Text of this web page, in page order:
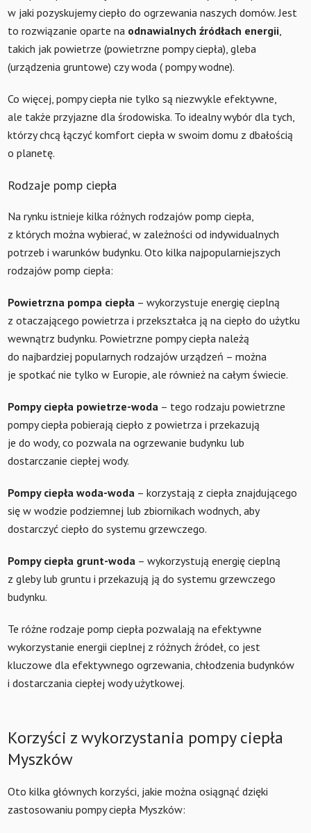
w jaki pozyskujemy ciepło do ogrzewania naszych domów. Jest
to rozwiązanie oparte na odnawialnych źródłach energii
takich jak powietrze (powietrzne pompy ciepła), gleba
(urządzenia gruntowe) czy woda ( pompy wodne).
Co więcej, pompy ciepła nie tylko są niezwykle efektywne,
ale także przyjazne dla środowiska. To idealny wybór dla tych,
którzy chcą łączyć komfort ciepła w swoim domu z dbałością
o planetę.
Rodzaje pomp ciepła
Na rynku istnieje kilka różnych rodzajów pomp ciepła,
z których można wybierać, w zależności od indywidualnych
potrzeb i warunków budynku. Oto kilka najpopularniejszych
rodzajów pomp ciepła:
Powietrzna pompa ciepła – wykorzystuje energię cieplną
z otaczającego powietrza i przekształca ją na ciepło do użytku
wewnątrz budynku. Powietrzne pompy ciepła należą
do najbardziej popularnych rodzajów urządzeń – można
je spotkać nie tylko w Europie, ale również na całym świecie.
Pompy ciepła powietrze-woda – tego rodzaju powietrzne
pompy ciepła pobierają ciepło z powietrza i przekazują
je do wody, co pozwala na ogrzewanie budynku lub
dostarczanie ciepłej wody.
Pompy ciepła woda-woda – korzystają z ciepła znajdującego
się w wodzie podziemnej lub zbiornikach wodnych, aby
dostarczyć ciepło do systemu grzewczego.
Pompy ciepła grunt-woda – wykorzystują energię cieplną
z gleby lub gruntu i przekazują ją do systemu grzewczego
budynku.
Te różne rodzaje pomp ciepła pozwalają na efektywne
wykorzystanie energii cieplnej z różnych źródeł, co jest
kluczowe dla efektywnego ogrzewania, chłodzenia budynków
i dostarczania ciepłej wody użytkowej.
Korzyści z wykorzystania pompy ciepła
Myszków
Oto kilka głównych korzyści, jakie można osiągnąć dzięki
zastosowaniu pompy ciepła Myszków: